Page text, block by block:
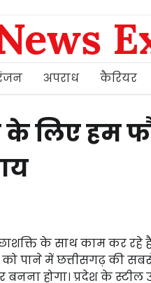
अपराध कैरियर
लिए हम
के साथ काम कर रहे हैं।
पाने में छत्तीसगढ़ की
बनना होगा। प्रदेश के